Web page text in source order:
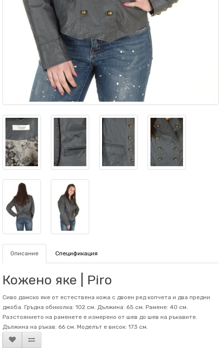
Описание Спецификация
Кожено яке | Piro
Сиво дамско яке от естествена кожа с двоен ред копчета и два предни
джоба. Гръдна обиколка: 102 см. Дължина: 65 см. Рамене: 40 см.
Разстоянието на раменете е измерено от шев до шев на ръкавите.
Дължина на ръкав: 66 см. Mоделът е висок: 173 см.